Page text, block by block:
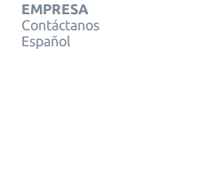
EMPRESA
Contáctanos
Español